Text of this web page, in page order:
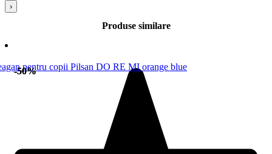
›
Produse similare
-50%
-50%